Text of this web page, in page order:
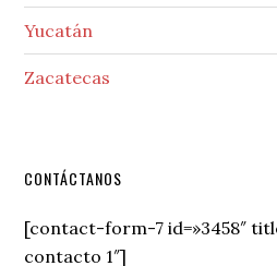
Yucatán
Zacatecas
Secondary
Sidebar
CONTÁCTANOS
[contact-form-7 id=»3458″
contacto 1″]